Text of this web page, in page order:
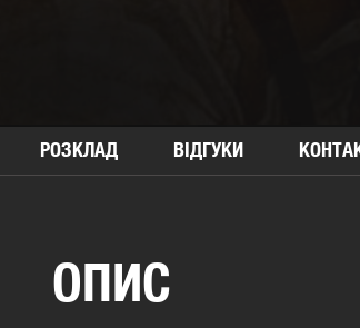
РОЗКЛАД ВІДГУКИ
ОПИС